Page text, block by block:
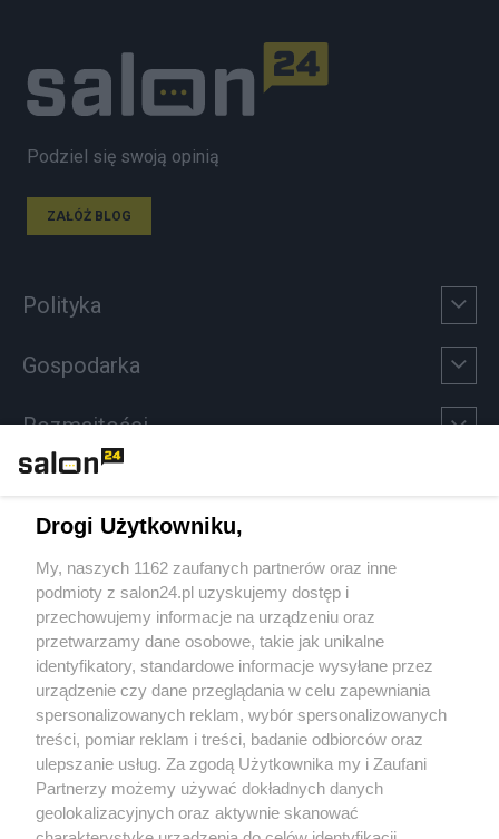
Podziel się swoją opinią
ZAŁÓŻ BLOG
Polityka
Gospodarka
Rozmaitości
Sport
Społeczeństwo
Kultura
X Facebook Instagram Youtube
Drogi Użytkowniku,
My, naszych 1162 zaufanych partnerów oraz inne
podmioty z salon24.pl uzyskujemy dostęp i
przechowujemy informacje na urządzeniu oraz
przetwarzamy dane osobowe, takie jak unikalne
identyfikatory, standardowe informacje wysyłane przez
urządzenie czy dane przeglądania w celu zapewniania
spersonalizowanych reklam, wybór spersonalizowanych
treści, pomiar reklam i treści, badanie odbiorców oraz
ulepszanie usług. Za zgodą Użytkownika my i Zaufani
Partnerzy możemy używać dokładnych danych
geolokalizacyjnych oraz aktywnie skanować